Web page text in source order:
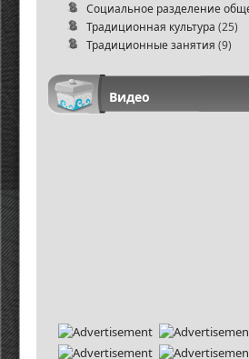
Социальное разделение
Традиционная культура (25)
Традиционные занятия (9)
Видео